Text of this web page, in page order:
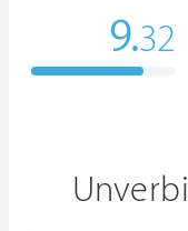
9.32